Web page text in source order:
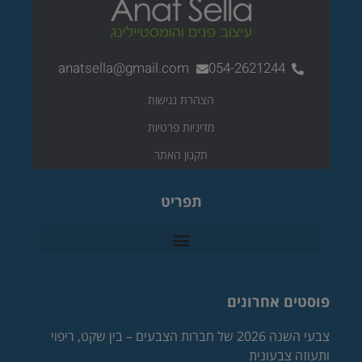
054-2621244
anatsella@gmail.com
הצהרת נגישות
מדיניות פרטיות
תקנון האתר
תפריט
פוסטים אחרונים
צבעי השנה 2026 של חברות הצבעים – בין שקט, ריפוי
ותעוזה צבעונית